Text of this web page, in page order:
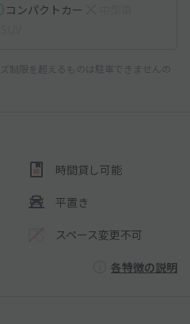
コンパクトカー
制限を超えるものは駐車できませんの
時間貸し可能
平置き
スペース変更不可
各特徴の説明